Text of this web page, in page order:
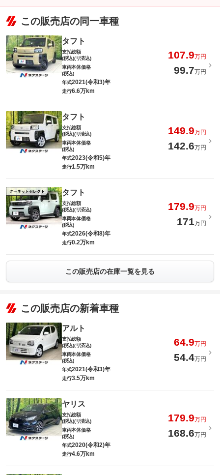
この販売店の同一車種
タフト
支払総額
(税込)(リ済込)
107.9万円
車両本体価格
(税込)
99.7万円
年式2021(令和3)年
走行6.6万km
タフト
支払総額
(税込)(リ済込)
149.9万円
車両本体価格
(税込)
142.6万円
年式2023(令和5)年
走行1.5万km
グーネットセレクト タフト
支払総額
(税込)(リ済込)
179.9万円
車両本体価格
(税込)
171万円
年式2026(令和8)年
走行0.2万km
この販売店の在庫一覧を見る
この販売店の新着車種
アルト
支払総額
(税込)(リ済込)
64.9万円
車両本体価格
(税込)
54.4万円
年式2021(令和3)年
走行3.5万km
ヤリス
支払総額
(税込)(リ済込)
179.9万円
車両本体価格
(税込)
168.6万円
年式2020(令和2)年
走行4.6万km